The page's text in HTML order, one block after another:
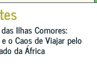
Ilhas Comores:
o Caos de Viajar pelo
da África